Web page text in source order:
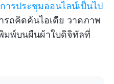
ารประชุมออนไลน์เป็นไป
รถคิดค้นไอเดีย วาดภาพ
มพ์บนผืนผ้าใบดิจิทัลที่